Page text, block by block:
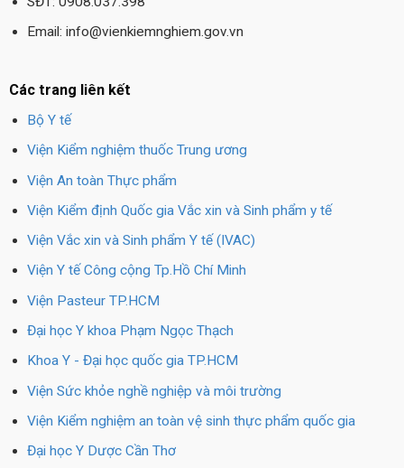
Email: info@vienkiemnghiem.gov.vn
Các trang liên kết
Bộ Y tế
Viện Kiểm nghiệm thuốc Trung ương
Viện An toàn Thực phẩm
Viện Kiểm định Quốc gia Vắc xin và Sinh phẩm y tế
Viện Vắc xin và Sinh phẩm Y tế (IVAC)
Viện Y tế Công cộng Tp.Hồ Chí Minh
Viện Pasteur TP.HCM
Đại học Y khoa Phạm Ngọc Thạch
Khoa Y - Đại học quốc gia TP.HCM
Viện Sức khỏe nghề nghiệp và môi trường
Viện Kiểm nghiệm an toàn vệ sinh thực phẩm quốc gia
Đại học Y Dược Cần Thơ